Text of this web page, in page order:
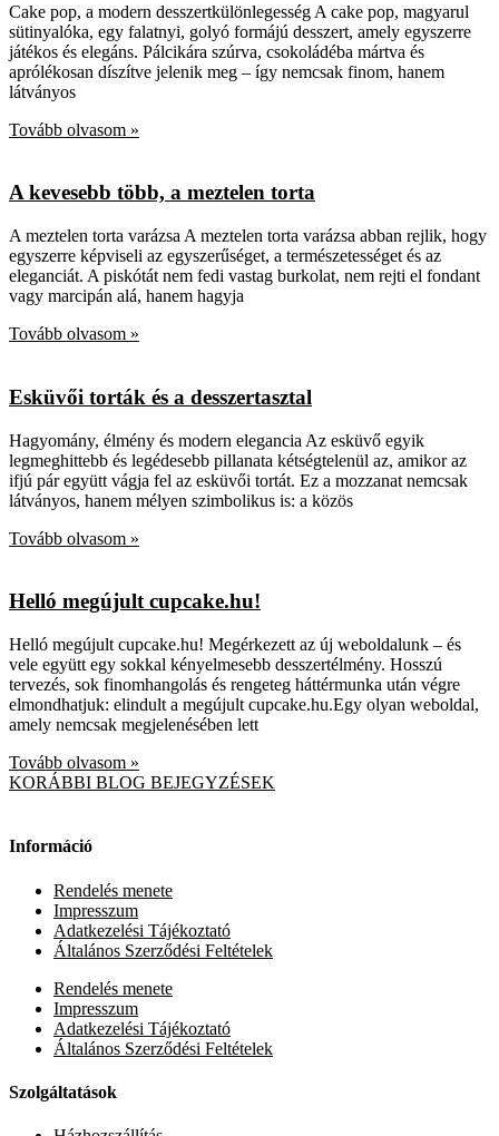
Cake pop, a modern desszertkülönlegesség A cake pop, magyarul
sütinyalóka, egy falatnyi, golyó formájú desszert, amely egyszerre
játékos és elegáns. Pálcikára szúrva, csokoládéba mártva és
aprólékosan díszítve jelenik meg – így nemcsak finom, hanem
látványos
Tovább olvasom »
A kevesebb több, a meztelen torta
A meztelen torta varázsa A meztelen torta varázsa abban rejlik, hogy
egyszerre képviseli az egyszerűséget, a természetességet és az
eleganciát. A piskótát nem fedi vastag burkolat, nem rejti el fondant
vagy marcipán alá, hanem hagyja
Tovább olvasom »
Esküvői torták és a desszertasztal
Hagyomány, élmény és modern elegancia Az esküvő egyik
legmeghittebb és legédesebb pillanata kétségtelenül az, amikor az
ifjú pár együtt vágja fel az esküvői tortát. Ez a mozzanat nemcsak
látványos, hanem mélyen szimbolikus is: a közös
Tovább olvasom »
Helló megújult cupcake.hu!
Helló megújult cupcake.hu! Megérkezett az új weboldalunk – és
vele együtt egy sokkal kényelmesebb desszertélmény. Hosszú
tervezés, sok finomhangolás és rengeteg háttérmunka után végre
elmondhatjuk: elindult a megújult cupcake.hu.Egy olyan weboldal,
amely nemcsak megjelenésében lett
Tovább olvasom »
KORÁBBI BLOG BEJEGYZÉSEK
Információ
Rendelés menete
Impresszum
Adatkezelési Tájékoztató
Általános Szerződési Feltételek
Rendelés menete
Impresszum
Adatkezelési Tájékoztató
Általános Szerződési Feltételek
Szolgáltatások